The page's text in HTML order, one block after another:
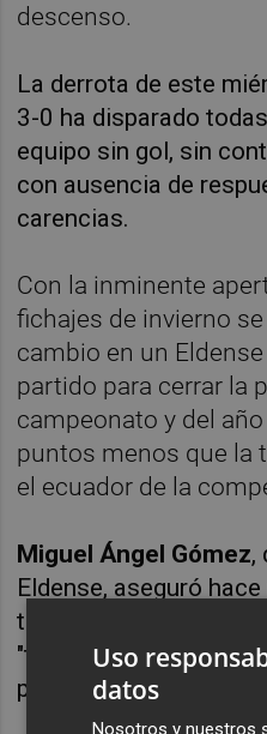
descenso.
La derrota de este
3-0 ha disparado
equipo sin gol, sin
con ausencia de
carencias.
Con la inminente
fichajes de invierno
cambio en un
partido para cerrar la
campeonato y del
puntos menos que la
el ecuador de la
Miguel Ángel Gómez,
Eldense, aseguró
técnico
"total" por parte del
planteaban su
Uso
datos
Nosotros y nuestros